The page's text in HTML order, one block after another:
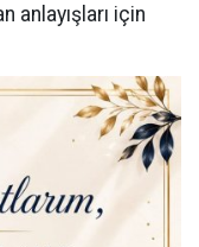
anlayışları için